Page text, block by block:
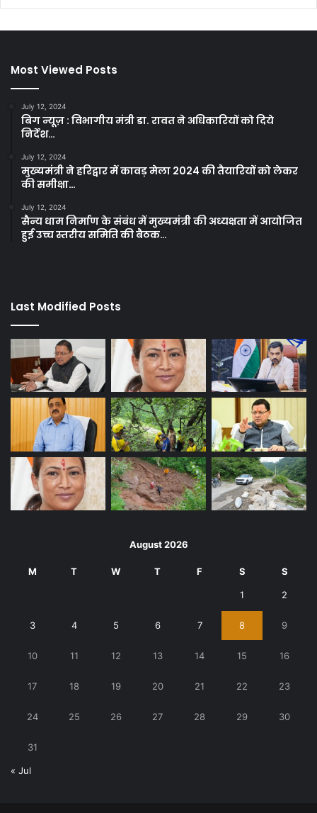
Most Viewed Posts
July 12, 2024
बिग न्यूज़ : विभागीय मंत्री डा. रावत ने अधिकारियों को दिये
निर्देश…
July 12, 2024
मुख्यमंत्री ने हरिद्वार में कावड़ मेला 2024 की तैयारियों को लेकर
की समीक्षा…
July 12, 2024
सैन्य धाम निर्माण के संबंध में मुख्यमंत्री की अध्यक्षता में आयोजित
हुई उच्च स्तरीय समिति की बैठक…
Last Modified Posts
August 2026
M T W T F S S
1 2
3 4 5 6 7 8 9
10 11 12 13 14 15 16
17 18 19 20 21 22 23
24 25 26 27 28 29 30
31
« Jul